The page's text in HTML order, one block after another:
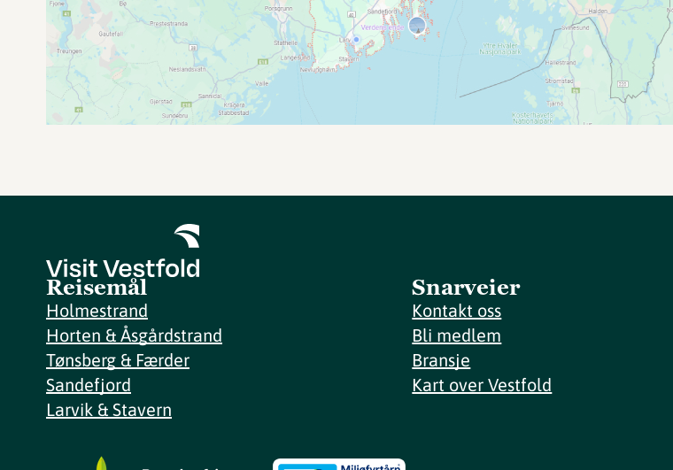
Reisemål
Holmestrand
Horten & Åsgårdstrand
Tønsberg & Færder
Sandefjord
Larvik & Stavern
Snarveier
Kontakt oss
Bli medlem
Bransje
Kart over Vestfold